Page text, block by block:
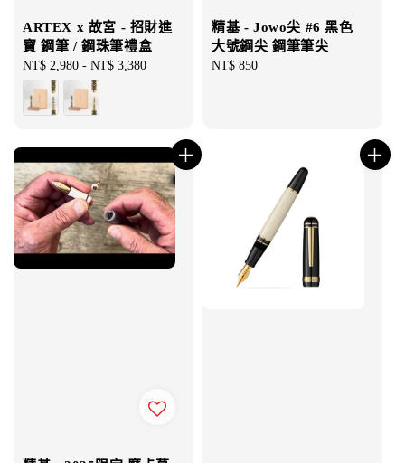
ARTEX x 故宮 - 招財進
寶 鋼筆 / 鋼珠筆禮盒
Regular
price
NT$ 2,980 - NT$ 3,380
精基 - Jowo尖 #6 黑色
大號鋼尖 鋼筆筆尖
Regular
NT$ 850